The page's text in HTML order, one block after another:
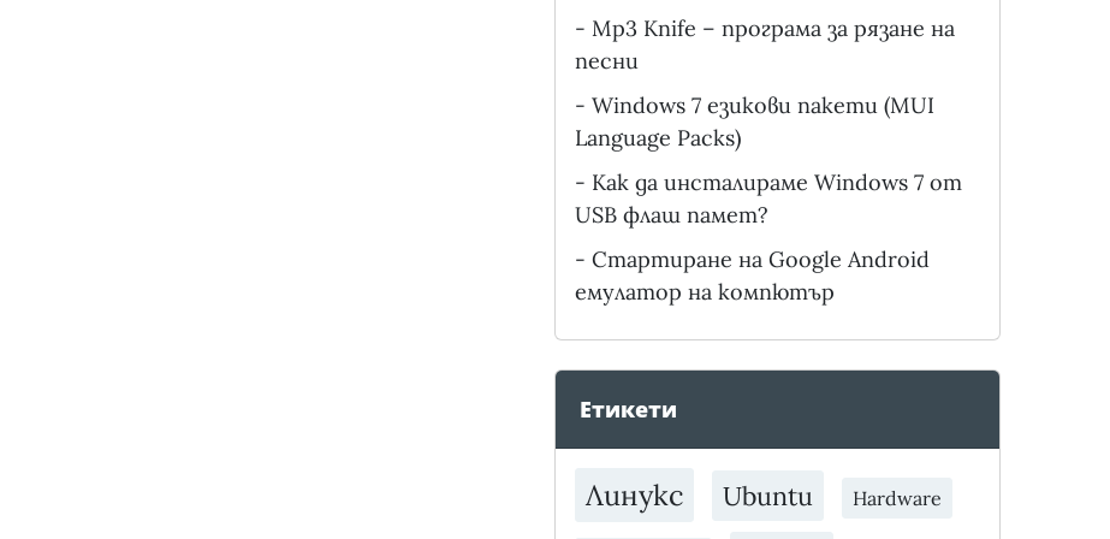
- Mp3 Knife – програма за рязане на
песни
- Windows 7 езикови пакети (MUI
Language Packs)
- Как да инсталираме Windows 7 от
USB флаш памет?
- Стартиране на Google Android
емулатор на компютър
Етикети
Линукс Ubuntu Hardware